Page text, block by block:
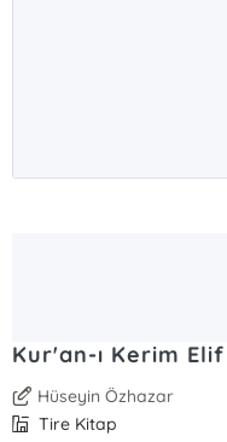
Kur'an-ı Kerim
Hüseyin Özhazar
Tire Kitap